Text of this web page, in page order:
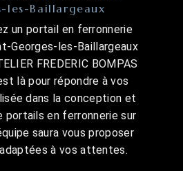
les-Baillargeaux
un portail en ferronnerie
Georges-les-Baillargeaux
FREDERIC BOMPAS
là pour répondre à vos
dans la conception et
portails en ferronnerie sur
saura vous proposer
à vos attentes.